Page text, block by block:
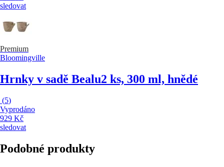
sledovat
Premium
Bloomingville
Hrnky v sadě Bealu2 ks, 300 ml, hnědé
(5)
Vyprodáno
929 Kč
sledovat
Podobné produkty